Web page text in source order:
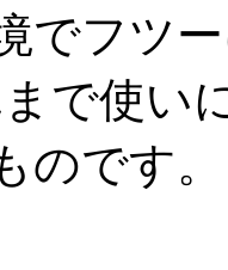
でフツ
で使い
のです。